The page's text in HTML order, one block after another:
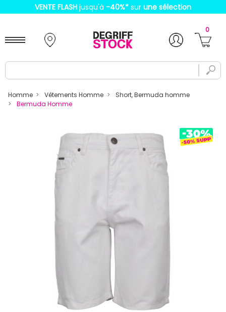
VENTE FLASH jusqu'à -40%* sur une sélection
0
Homme Vêtements Homme
Short, Bermuda homme
Bermuda Homme